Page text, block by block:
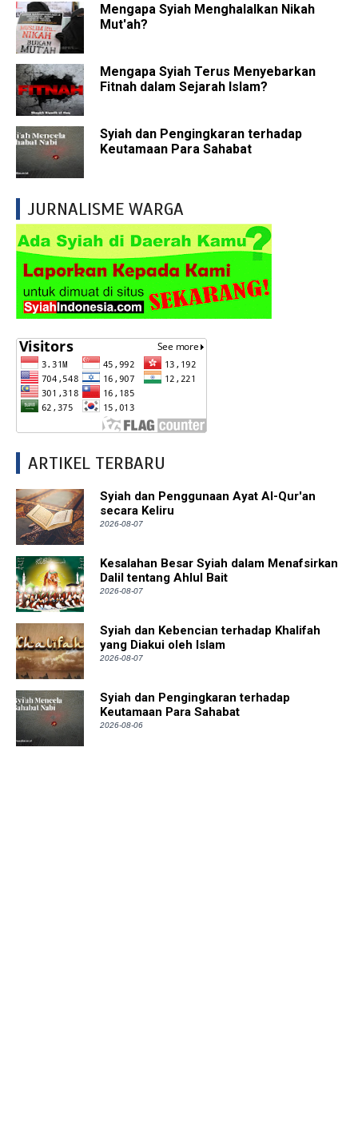
Mengapa Syiah Menghalalkan Nikah
Mut'ah?
Mengapa Syiah Terus Menyebarkan
Fitnah dalam Sejarah Islam?
Syiah dan Pengingkaran terhadap
Keutamaan Para Sahabat
JURNALISME WARGA
ARTIKEL TERBARU
Syiah dan Penggunaan Ayat Al-Qur'an
secara Keliru
2026-08-07
Kesalahan Besar Syiah dalam Menafsirkan
Dalil tentang Ahlul Bait
2026-08-07
Syiah dan Kebencian terhadap Khalifah
yang Diakui oleh Islam
2026-08-07
Syiah dan Pengingkaran terhadap
Keutamaan Para Sahabat
2026-08-06